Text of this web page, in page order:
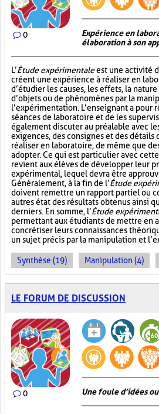
0
Expérience en
élaboration à son
L’Étude expérimentaleest une activité
créent une expérience à réaliser en
d’étudier les causes, les effets, la
d’objets ou de phénomènes par la
l’expérimentation. L’enseignant a pour
séances de laboratoire et de les
également discuter au préalable avec
exigences, des consignes et des détails
réaliser en laboratoire, de même que
adopter. Ce qui est particulier avec
revient aux élèves de développer leur
expérimental, lequel devra être
Généralement, à la fin de l’Étude
doivent remettre un rapport partiel ou
autres état des résultats obtenus ainsi
derniers. En somme, l’Étude
permettant aux étudiants de mettre en
concrétiser leurs connaissances
un sujet précis par la manipulation et
Synthèse (19) Manipulation (4)
LE FORUM DE DISCUSSION
0 Une foule d’idées